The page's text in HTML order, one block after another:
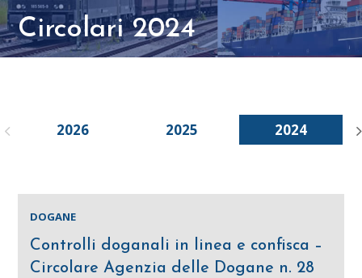
Circolari 2024
2026 2025 2024
DOGANE
Controlli doganali in linea e confisca –
Circolare Agenzia delle Dogane n. 28